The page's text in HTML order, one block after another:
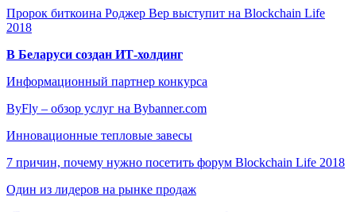
Пророк биткоина Роджер Вер выступит на Blockchain Life
2018
В Беларуси создан ИТ-холдинг
Информационный партнер конкурса
ByFly – обзор услуг на Bybanner.com
Инновационные тепловые завесы
7 причин, почему нужно посетить форум Blockchain Life 2018
Один из лидеров на рынке продаж